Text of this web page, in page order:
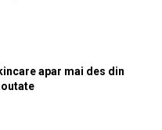
apar mai des din